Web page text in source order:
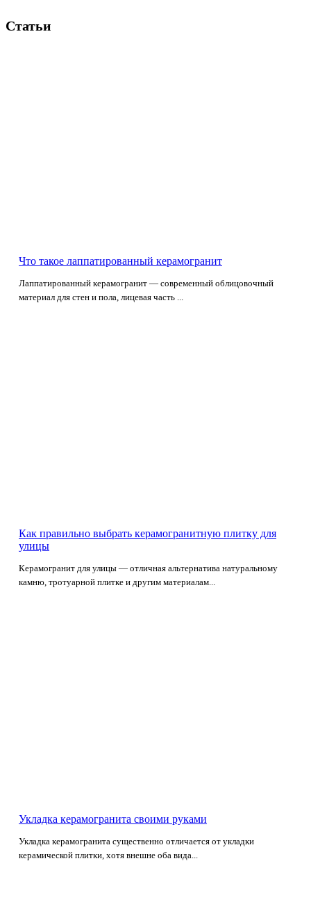
Статьи
Что такое лаппатированный керамогранит
Лаппатированный керамогранит — современный облицовочный
материал для стен и пола, лицевая часть ...
Как правильно выбрать керамогранитную плитку для
улицы
Керамогранит для улицы — отличная альтернатива натуральному
камню, тротуарной плитке и другим материалам...
Укладка керамогранита своими руками
Укладка керамогранита существенно отличается от укладки
керамической плитки, хотя внешне оба вида...